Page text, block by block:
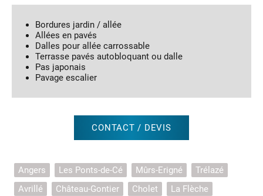
Bordures jardin / allée
Allées en pavés
Dalles pour allée carrossable
Terrasse pavés autobloquant ou dalle
Pas japonais
Pavage escalier
CONTACT / DEVIS
Angers Les Ponts-de-Cé Mûrs-Erigné
Trélazé
Avrillé
Château-Gontier Cholet
La Flèche